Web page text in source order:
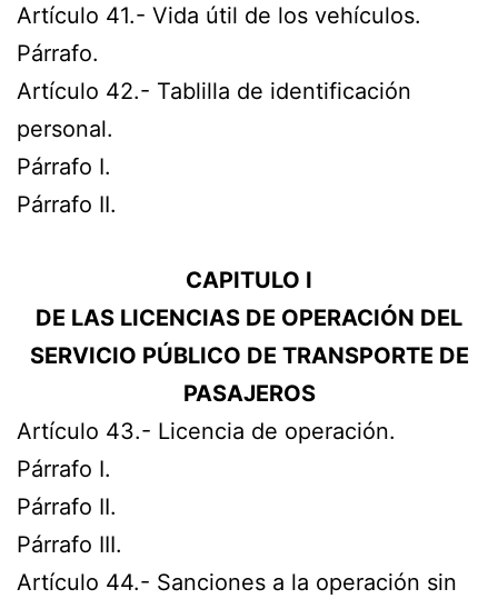
Artículo 41.- Vida útil de los vehículos.
Párrafo.
Artículo 42.- Tablilla de identificación
personal.
Párrafo I.
Párrafo II.
CAPITULO I
DE LAS LICENCIAS DE OPERACIÓN DEL
SERVICIO PÚBLICO DE TRANSPORTE DE
PASAJEROS
Artículo 43.- Licencia de operación.
Párrafo I.
Párrafo II.
Párrafo III.
Artículo 44.- Sanciones a la operación sin